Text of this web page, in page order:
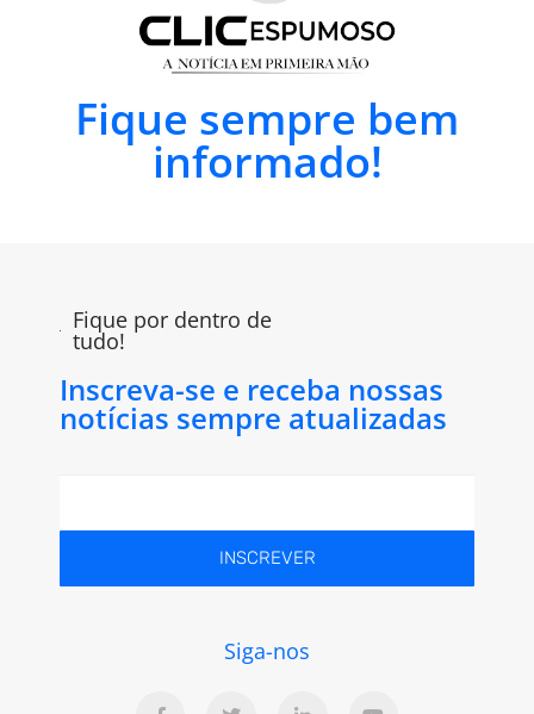
Fique sempre bem
informado!
Fique por dentro de
tudo!
Inscreva-se e receba nossas
notícias sempre atualizadas
INSCREVER
Siga-nos